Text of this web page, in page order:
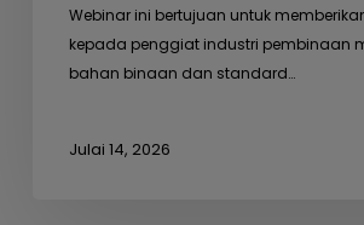
Webinar ini bertujuan untuk
kepada penggiat industri pembinaan
bahan binaan dan standard…
Julai 14, 2026